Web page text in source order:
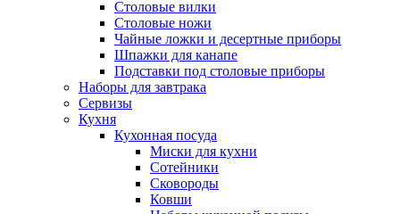
Столовые вилки
Столовые ножи
Чайные ложки и десертные приборы
Шпажки для канапе
Подставки под столовые приборы
Наборы для завтрака
Сервизы
Кухня
Кухонная посуда
Миски для кухни
Сотейники
Сковороды
Ковши